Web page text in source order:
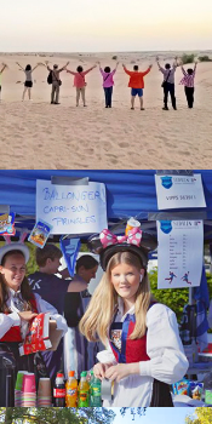
，吃住也都符合預
得好住得好，開心
景點豐富，專業的
細的介紹特殊的景
費行程讓大家挑
》 🌟- 極推導遊：
團，我的領隊是洪
心住都不錯領隊👍張
心的幫大家解決諸
洲團♥️。
團，很幸運的遇到
加4/27的土耳其之
待，結果整趟旅程